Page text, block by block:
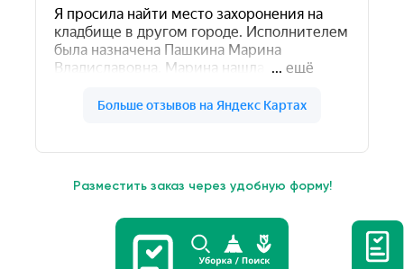
Разместить заказ через удобную форму!